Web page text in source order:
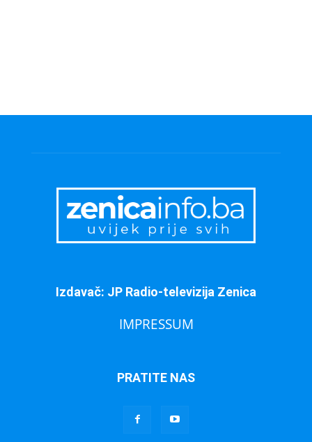
Izdavač: JP Radio-televizija Zenica
IMPRESSUM
PRATITE NAS